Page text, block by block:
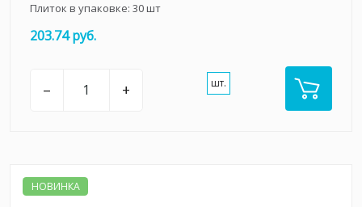
Плиток в упаковке: 30шт
203.74 руб.
– + шт.
НОВИНКА